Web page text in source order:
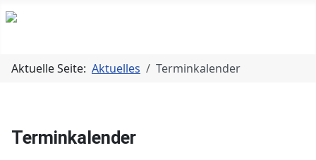
Aktuelle Seite: Aktuelles Terminkalender
Terminkalender